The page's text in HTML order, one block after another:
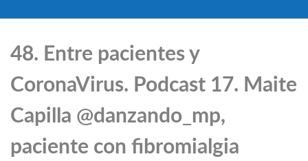
48. Entre pacientes y
CoronaVirus. Podcast 17. Maite
Capilla @danzando_mp,
paciente con fibromialgia